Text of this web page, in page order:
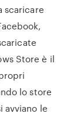
scaricare
Store è il
lo store
avviano le